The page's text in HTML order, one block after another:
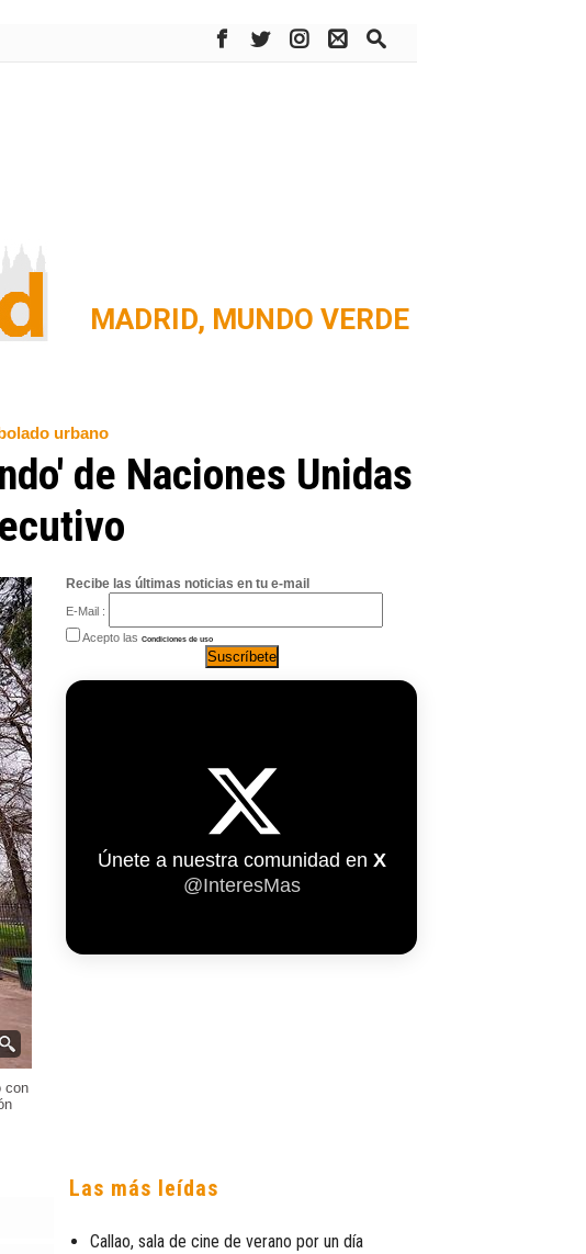
MADRID, MUNDO VERDE
urbano
de Naciones Unidas
con
Recibe las últimas noticias en tu e-mail
E-Mail :
Acepto las Condiciones de uso
Únete a nuestra comunidad en X
@InteresMas
Las más leídas
Callao, sala de cine de verano por un día